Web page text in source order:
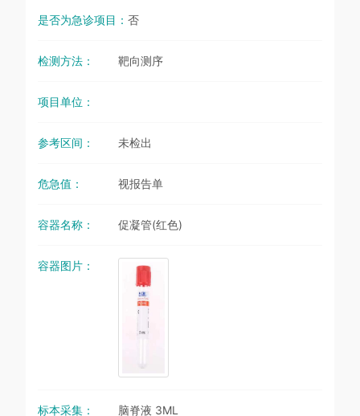
是否为急诊项目： 否
检测方法： 靶向测序
项目单位：
参考区间： 未检出
危急值： 视报告单
容器名称： 促凝管(红色)
容器图片：
标本采集： 脑脊液 3ML